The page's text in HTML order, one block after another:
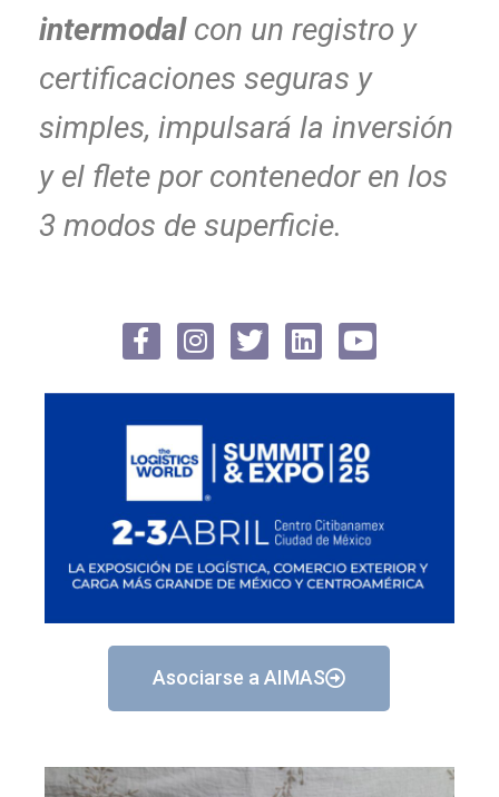
intermodal con un registro y
certificaciones seguras y
simples, impulsará la inversión
y el flete por contenedor en los
3 modos de superficie.
Asociarse a AIMAS